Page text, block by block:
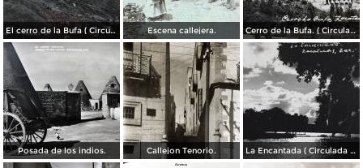
El cerro de la Bufa ( Circulada el 5 de Diciembre de 1910 ). Escena callejera. Cerro de la Bufa. ( Circulada el 27 de Octubre de 1950 ).
Posada de los indios. Callejon Tenorio. La Encantada ( Circulada el 26 de Mayo de 1948 ).